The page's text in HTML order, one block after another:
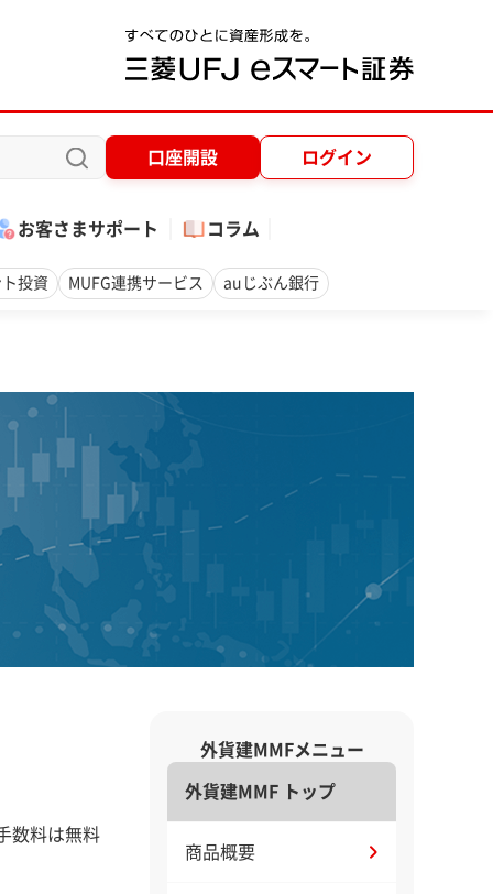
口座開設 ログイン
お客さまサポート コラム
投資 MUFG連携サービス auじぶん銀行
数料は無料
外貨建MMFメニュー
外貨建MMF トップ
商品概要